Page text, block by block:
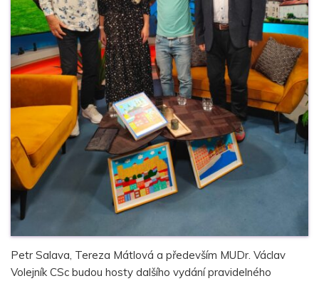
Petr Salava, Tereza Mátlová a především MUDr. Václav
Volejník CSc budou hosty dalšího vydání pravidelného